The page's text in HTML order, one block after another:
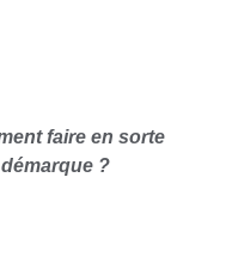
faire en sorte
?